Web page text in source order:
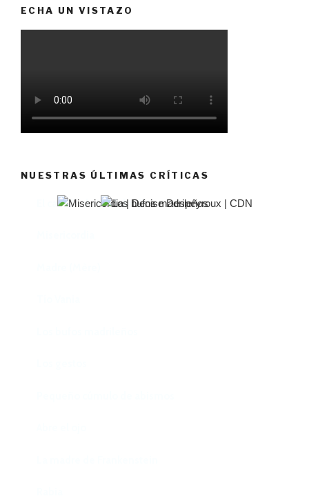
ECHA UN VISTAZO
NUESTRAS ÚLTIMAS CRÍTICAS
El castillo de Lindabridis